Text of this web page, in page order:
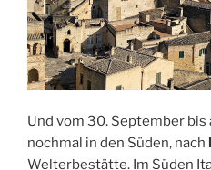
Und vom 30. September bis
nochmal in den Süden, nach
Welterbestätte. Im Süden